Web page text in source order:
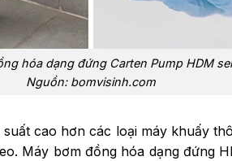
hóa dạng đứng Carten Pump HDM
Nguồn: bomvisinh.com
cao hơn các loại máy khuấy
Máy bơm đồng hóa dạng đứng